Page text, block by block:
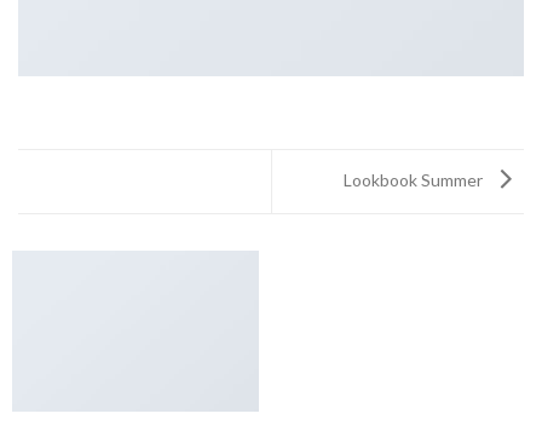
Lookbook Summer